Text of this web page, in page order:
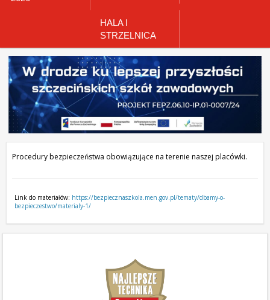
HALA I
STRZELNICA
Procedury bezpieczeństwa obowiązujące na terenie naszej placówki.
Link do materiałów: https://bezpiecznaszkola.men.gov.pl/tematy/dbamy-o-
bezpieczestwo/materialy-1/